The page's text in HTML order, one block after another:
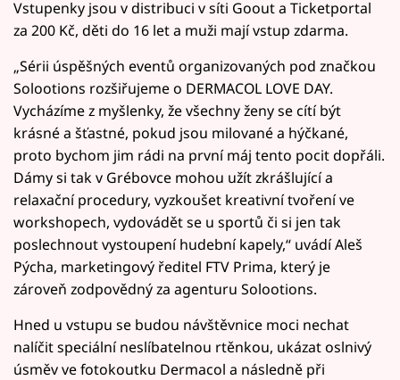
Vstupenky jsou v distribuci v síti Goout a Ticketportal
za 200 Kč, děti do 16 let a muži mají vstup zdarma.
„Sérii úspěšných eventů organizovaných pod značkou
Solootions rozšiřujeme o DERMACOL LOVE DAY.
Vycházíme z myšlenky, že všechny ženy se cítí být
krásné a šťastné, pokud jsou milované a hýčkané,
proto bychom jim rádi na první máj tento pocit dopřáli.
Dámy si tak v Grébovce mohou užít zkrášlující a
relaxační procedury, vyzkoušet kreativní tvoření ve
workshopech, vydovádět se u sportů či si jen tak
poslechnout vystoupení hudební kapely,“ uvádí Aleš
Pýcha, marketingový ředitel FTV Prima, který je
zároveň zodpovědný za agenturu Solootions.
Hned u vstupu se budou návštěvnice moci nechat
nalíčit speciální neslíbatelnou rtěnkou, ukázat oslnivý
úsměv ve fotokoutku Dermacol a následně při